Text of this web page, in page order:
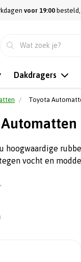
voor 19:00 besteld,
Dakdragers
Toyota
hoogwaardige
vocht en